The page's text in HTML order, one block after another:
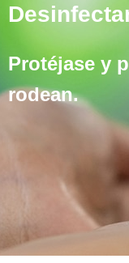
Protéjase y
rodean.